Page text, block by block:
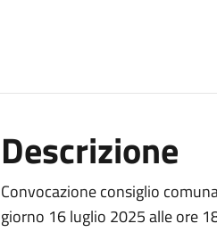
Descrizione
Convocazione consiglio
giorno 16 luglio 2025 alle ore